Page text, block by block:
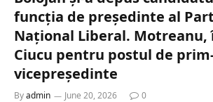
funcția de președinte al
Național Liberal. Motreanu,
Ciucu pentru postul de
vicepreședinte
Byadmin June 20, 2026 0